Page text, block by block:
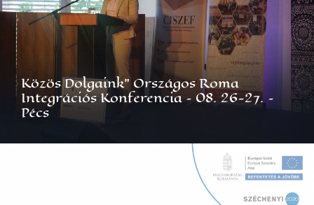
Közös Dolgaink” Országos Roma
Integrációs Konferencia – 08. 26-27. –
Pécs